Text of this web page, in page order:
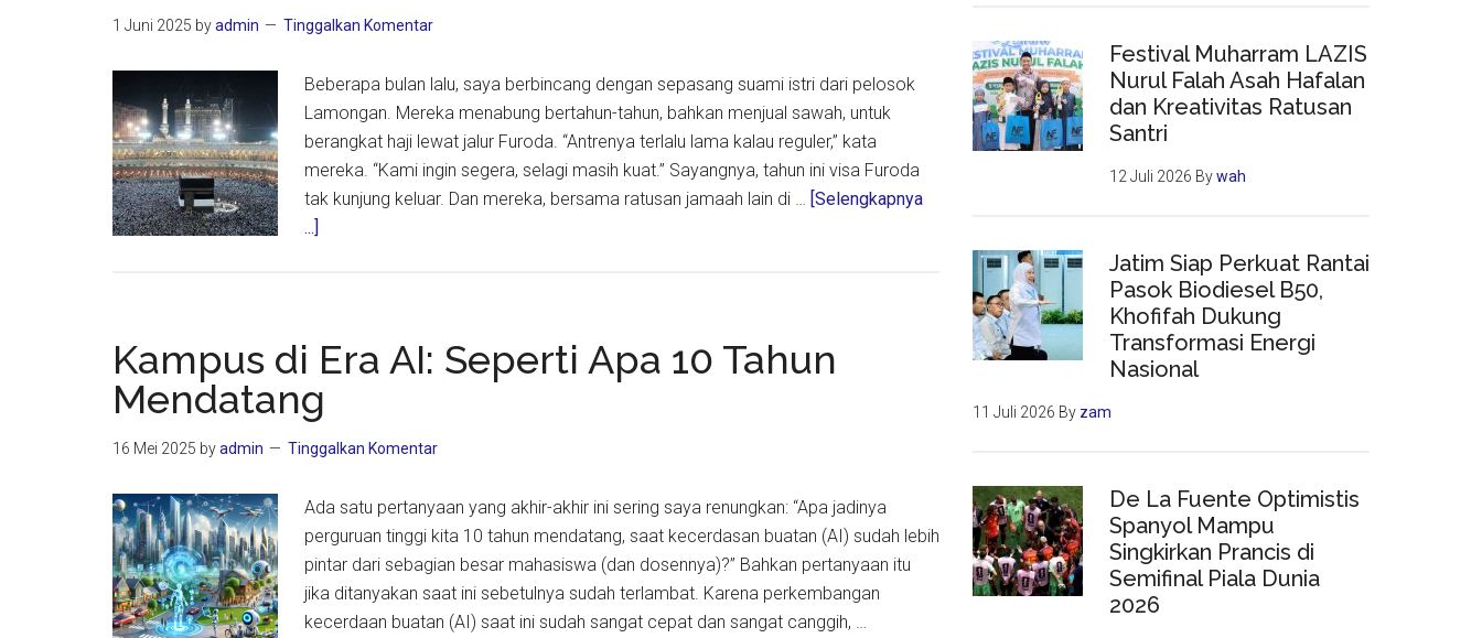
1 Juni 2025 byadmin Tinggalkan Komentar
Beberapa bulan lalu, saya berbincang dengan sepasang suami istri dari pelosok
Lamongan. Mereka menabung bertahun-tahun, bahkan menjual sawah, untuk
berangkat haji lewat jalur Furoda. “Antrenya terlalu lama kalau reguler,” kata
mereka. “Kami ingin segera, selagi masih kuat.” Sayangnya, tahun ini visa Furoda
tak kunjung keluar. Dan mereka, bersama ratusan jamaah lain di … [Selengkapnya
...]
Tanah
Haram:
Memoar
Haji
Furoda
Kampus di Era AI: Seperti Apa 10 Tahun
Mendatang
16 Mei 2025 byadmin Tinggalkan Komentar
Ada satu pertanyaan yang akhir-akhir ini sering saya renungkan: “Apa jadinya
perguruan tinggi kita 10 tahun mendatang, saat kecerdasan buatan (AI) sudah lebih
pintar dari sebagian besar mahasiswa (dan dosennya)?” Bahkan pertanyaan itu
jika ditanyakan saat ini sebetulnya sudah terlambat. Karena perkembangan
kecerdaan buatan (AI) saat ini sudah sangat cepat dan sangat canggih, …
Festival Muharram LAZIS
Nurul Falah Asah Hafalan
dan Kreativitas Ratusan
Santri
12 Juli 2026 Bywah
Jatim Siap Perkuat Rantai
Pasok Biodiesel B50,
Khofifah Dukung
Transformasi Energi
Nasional
11 Juli 2026 By zam
De La Fuente Optimistis
Spanyol Mampu
Singkirkan Prancis di
Semifinal Piala Dunia
2026